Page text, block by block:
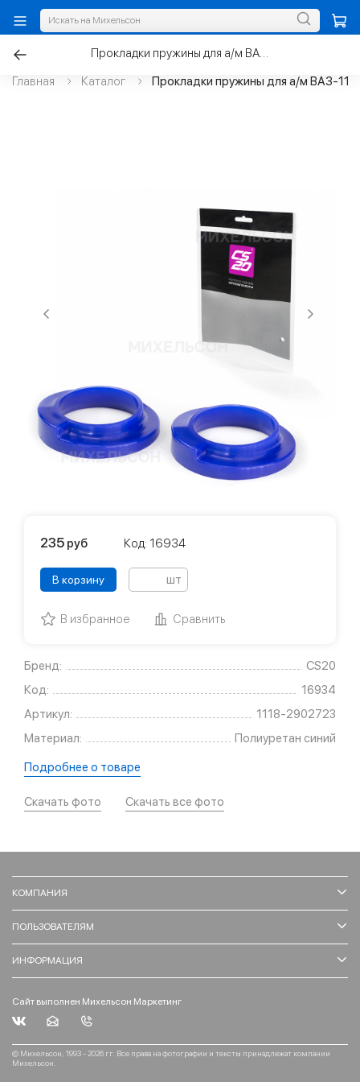
Главная Каталог Прокладки пружины для а/м ВАЗ-
Прокладки пружины для а/м ВАЗ-1118 передней, полиуретан
Бренд:
CS20
Код:
16934
Артикул:
1118-2902723
Материал:
Полиуретан синий
Подробнее о товаре
Скачать фото Скачать все фото
235 руб Код: 16934
В корзину шт
В избранное Сравнить
КОМПАНИЯ
ПОЛЬЗОВАТЕЛЯМ
ИНФОРМАЦИЯ
Сайт выполнен Михельсон Маркетинг
© Михельсон, 1993 - 2026 гг. Все права на фотографии и тексты принадлежат компании
Михельсон.